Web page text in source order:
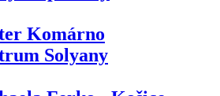
Komárno
Solyany